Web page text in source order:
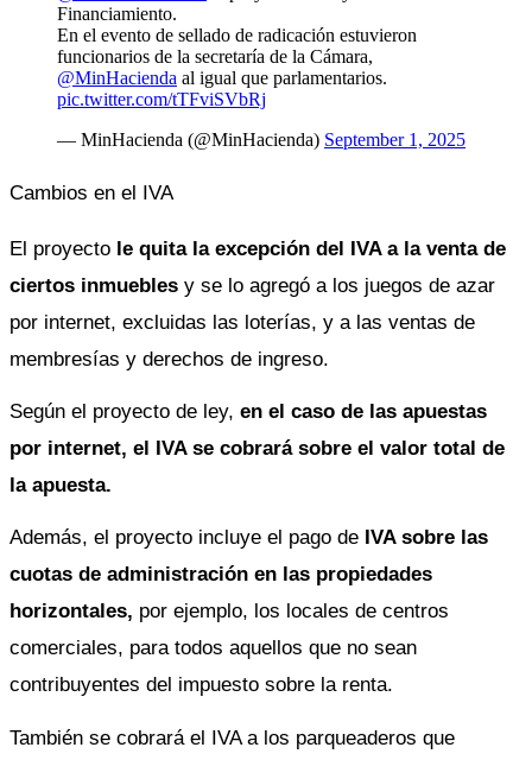
Financiamiento.
En el evento de sellado de radicación estuvieron
funcionarios de la secretaría de la Cámara,
@MinHacienda al igual que parlamentarios.
pic.twitter.com/tTFviSVbRj
— MinHacienda (@MinHacienda) September 1, 2025
Cambios en el IVA
El proyecto le quita la excepción del IVA a la venta de
ciertos inmuebles y se lo agregó a los juegos de azar
por internet, excluidas las loterías, y a las ventas de
membresías y derechos de ingreso.
Según el proyecto de ley, en el caso de las apuestas
por internet, el IVA se cobrará sobre el valor total de
la apuesta.
Además, el proyecto incluye el pago de IVA sobre las
cuotas de administración en las propiedades
horizontales, por ejemplo, los locales de centros
comerciales, para todos aquellos que no sean
contribuyentes del impuesto sobre la renta.
También se cobrará el IVA a los parqueaderos que